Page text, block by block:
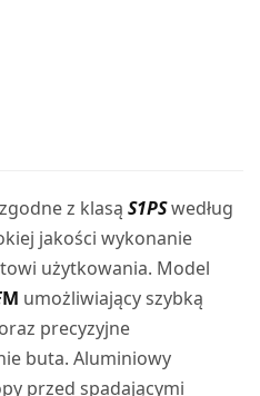
z klasąS1PSwedług
jakości wykonanie
użytkowania. Model
M umożliwiający szybką
precyzyjne
buta. Aluminiowy
przed spadającymi